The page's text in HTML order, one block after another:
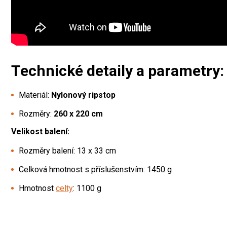
Technické detaily a parametry:
Materiál: Nylonový ripstop
Rozměry: 260 x 220 cm
Velikost balení:
Rozměry balení: 13 x 33 cm
Celková hmotnost s příslušenstvím: 1450 g
Hmotnost celty: 1100 g